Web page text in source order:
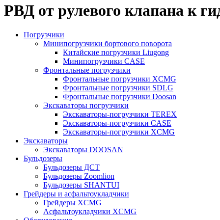
РВД от рулевого клапана к
Погрузчики
Минипогрузчики бортового поворота
Китайские погрузчики Liugong
Минипогрузчики CASE
Фронтальные погрузчики
Фронтальные погрузчики XCMG
Фронтальные погрузчики SDLG
Фронтальные погрузчики Doosan
Экскаваторы погрузчики
Экскаваторы-погрузчики TEREX
Экскаваторы-погрузчики CASE
Экскаваторы-погрузчики XCMG
Экскаваторы
Экскаваторы DOOSAN
Бульдозеры
Бульдозеры ДСТ
Бульдозеры Zoomlion
Бульдозеры SHANTUI
Грейдеры и асфальтоукладчики
Грейдеры XCMG
Асфальтоукладчики XCMG